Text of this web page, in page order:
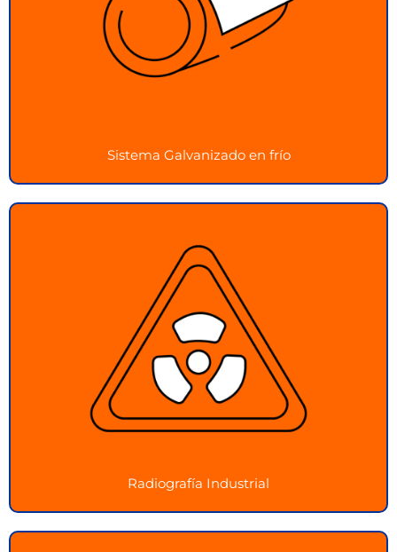
Sistema Galvanizado en frío
Protección contra la corrosión con sistema
galvanizado
Ver más
Radiografía Industrial
Radiografía Industrial
Inspección de alta calidad con tecnología de rayos
Ver más